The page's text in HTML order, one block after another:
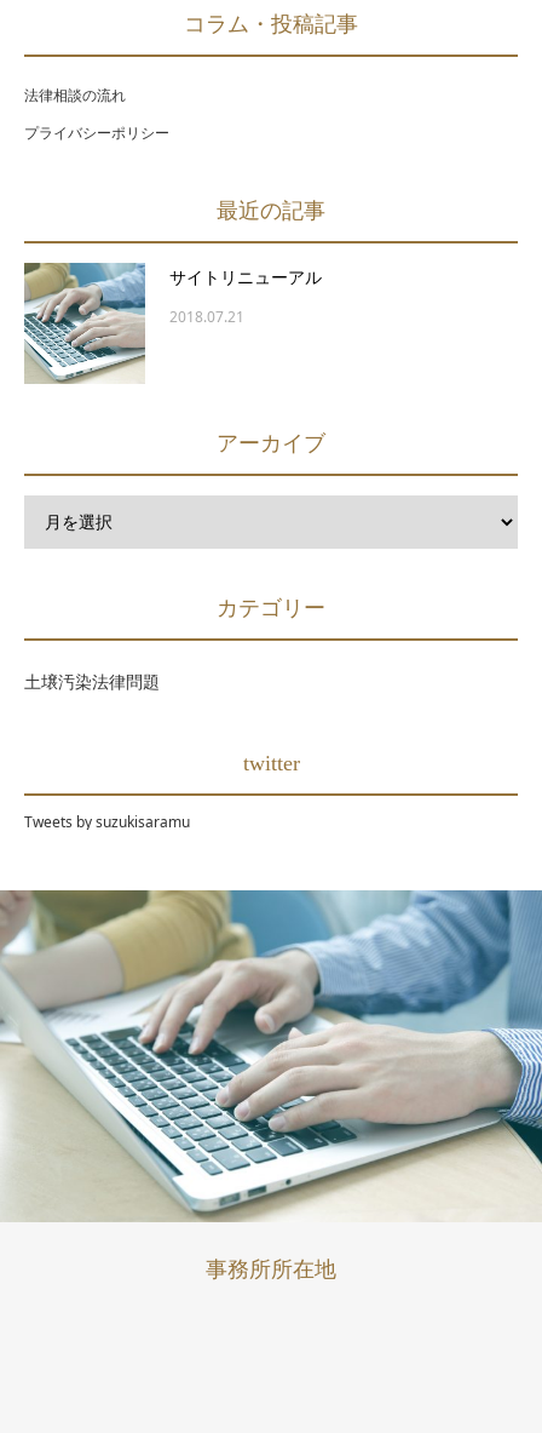
コラム・投稿記事
法律相談の流れ
プライバシーポリシー
最近の記事
サイトリニューアル
2018.07.21
アーカイブ
カテゴリー
土壌汚染法律問題
twitter
Tweets by suzukisaramu
事務所所在地